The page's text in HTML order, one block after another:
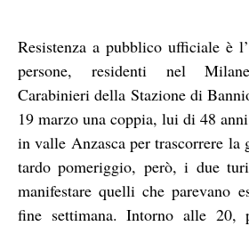
Resistenza a pubblico ufficiale è
persone, residenti nel
Carabinieri della Stazione di
19 marzo una coppia, lui di 48
in valle Anzasca per trascorrere la
tardo pomeriggio, però, i due
manifestare quelli che parevano
fine settimana. Intorno alle